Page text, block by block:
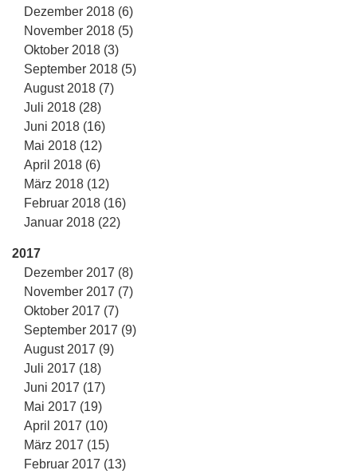
Dezember 2018 (6)
November 2018 (5)
Oktober 2018 (3)
September 2018 (5)
August 2018 (7)
Juli 2018 (28)
Juni 2018 (16)
Mai 2018 (12)
April 2018 (6)
März 2018 (12)
Februar 2018 (16)
Januar 2018 (22)
2017
Dezember 2017 (8)
November 2017 (7)
Oktober 2017 (7)
September 2017 (9)
August 2017 (9)
Juli 2017 (18)
Juni 2017 (17)
Mai 2017 (19)
April 2017 (10)
März 2017 (15)
Februar 2017 (13)